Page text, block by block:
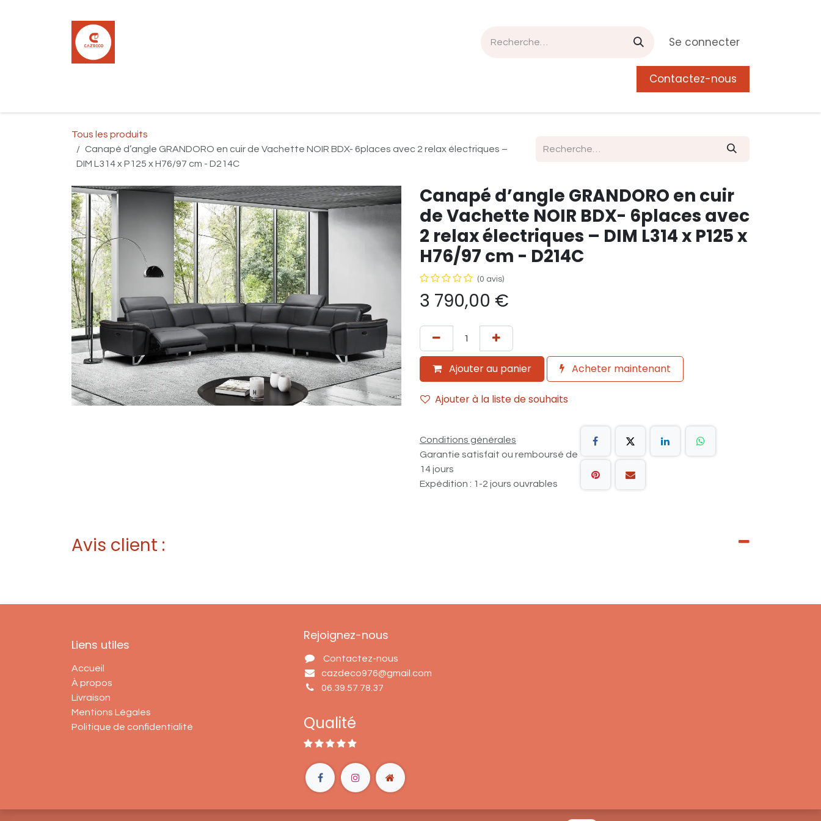
Se connecter
Postes
0
Contactez-nous
Tous les produits
Canapé d’angle GRANDORO en cuir de Vachette NOIR BDX- 6places avec 2 relax électriques –
DIM L314 x P125 x H76/97 cm - D214C
Canapé d’angle GRANDORO en cuir
de Vachette NOIR BDX- 6places avec
2 relax électriques – DIM L314 x P125 x
H76/97 cm - D214C
(0 avis)
3 790,00 €
Ajouter au panier Acheter maintenant
Ajouter à la liste de souhaits
Conditions générales
Garantie satisfait ou remboursé de
14 jours
Expédition : 1-2 jours ouvrables
Avis client :
Liens utiles
Accueil
À propos
Livraison
Mentions Légales
Politique de confidentialité
Rejoignez-nous
Contactez-nous
cazdeco976@gmail.com
06.39.57.78.37
Qualité